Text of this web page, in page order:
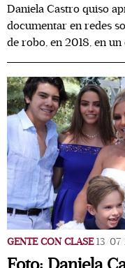
Daniela Castro quiso
documentar en redes
de robo, en 2018, en
GENTE CON CLASE 13/